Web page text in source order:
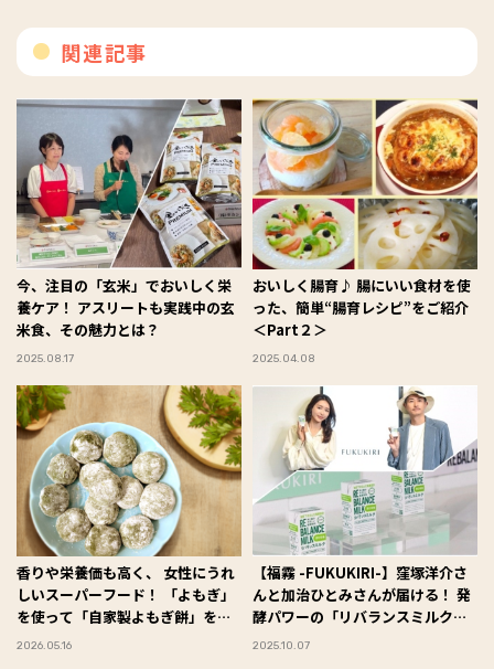
関連記事
今、注目の「玄米」でおいしく栄
養ケア！ アスリートも実践中の玄
米食、その魅力とは？
2025.08.17
おいしく腸育♪ 腸にいい食材を使
った、簡単“腸育レシピ”をご紹介
＜Part２＞
2025.04.08
香りや栄養価も高く、 女性にうれ
しいスーパーフード！ 「よもぎ」
を使って「自家製よもぎ餅」を作
ってみた #Omezaトーク
2026.05.16
【福霧 -FUKUKIRI-】窪塚洋介さ
んと加治ひとみさんが届ける！ 発
酵パワーの「リバランスミルク」
で始める手軽な腸活習慣♡
2025.10.07